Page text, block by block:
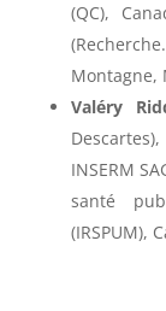
(QC),
Montagne,
Valéry
INSERM
santé
(IRSPUM),